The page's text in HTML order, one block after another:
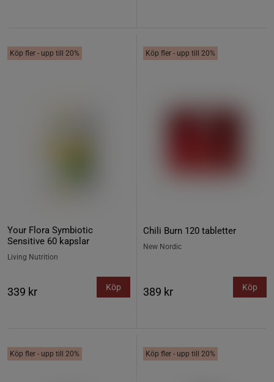
Köp fler - upp till 20%
Your Flora Symbiotic
Sensitive 60 kapslar
Living Nutrition
339 kr Köp
Köp fler - upp till 20%
Chili Burn 120 tabletter
New Nordic
389 kr Köp
Köp fler - upp till 20% Köp fler - upp till 20%